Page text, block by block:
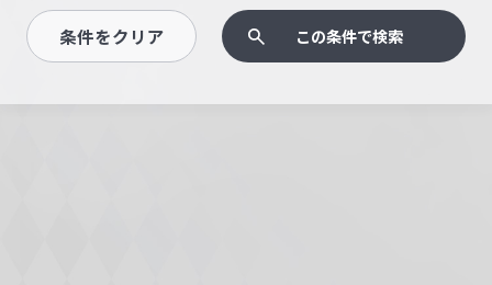
条件をクリア この条件で検索